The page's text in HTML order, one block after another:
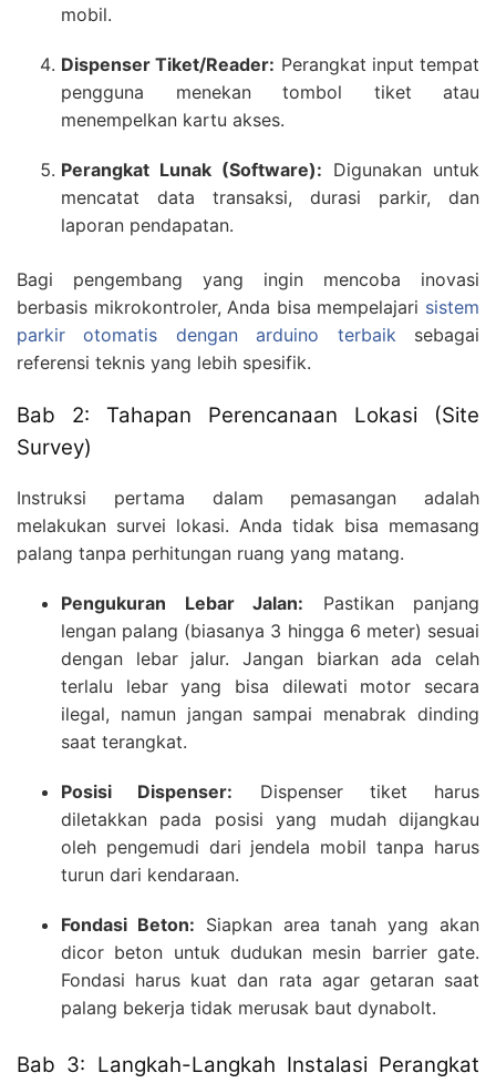
mobil.
Dispenser Tiket/Reader: Perangkat input tempat
pengguna menekan tombol tiket atau
menempelkan kartu akses.
Perangkat Lunak (Software): Digunakan untuk
mencatat data transaksi, durasi parkir, dan
laporan pendapatan.
Bagi pengembang yang ingin mencoba inovasi
berbasis mikrokontroler, Anda bisa mempelajari sistem
parkir otomatis dengan arduino terbaiksebagai
referensi teknis yang lebih spesifik.
Bab 2: Tahapan Perencanaan Lokasi (Site
Survey)
Instruksi pertama dalam pemasangan adalah
melakukan survei lokasi. Anda tidak bisa memasang
palang tanpa perhitungan ruang yang matang.
Pengukuran Lebar Jalan: Pastikan panjang
lengan palang (biasanya 3 hingga 6 meter) sesuai
dengan lebar jalur. Jangan biarkan ada celah
terlalu lebar yang bisa dilewati motor secara
ilegal, namun jangan sampai menabrak dinding
saat terangkat.
Posisi Dispenser: Dispenser tiket harus
diletakkan pada posisi yang mudah dijangkau
oleh pengemudi dari jendela mobil tanpa harus
turun dari kendaraan.
Fondasi Beton: Siapkan area tanah yang akan
dicor beton untuk dudukan mesin barrier gate.
Fondasi harus kuat dan rata agar getaran saat
palang bekerja tidak merusak baut dynabolt.
Bab 3: Langkah-Langkah Instalasi Perangkat